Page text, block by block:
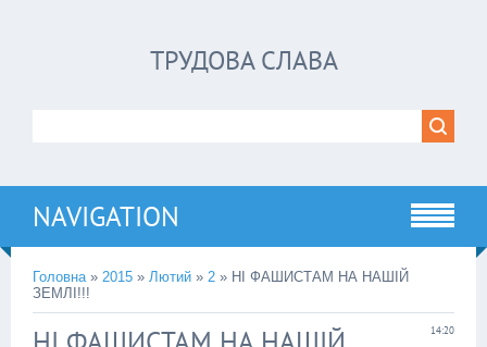
ТРУДОВА СЛАВА
NAVIGATION
Головна» 2015 » Лютий » 2 » НІ ФАШИСТАМ НА НАШІЙ
ЗЕМЛІ!!!
14:20